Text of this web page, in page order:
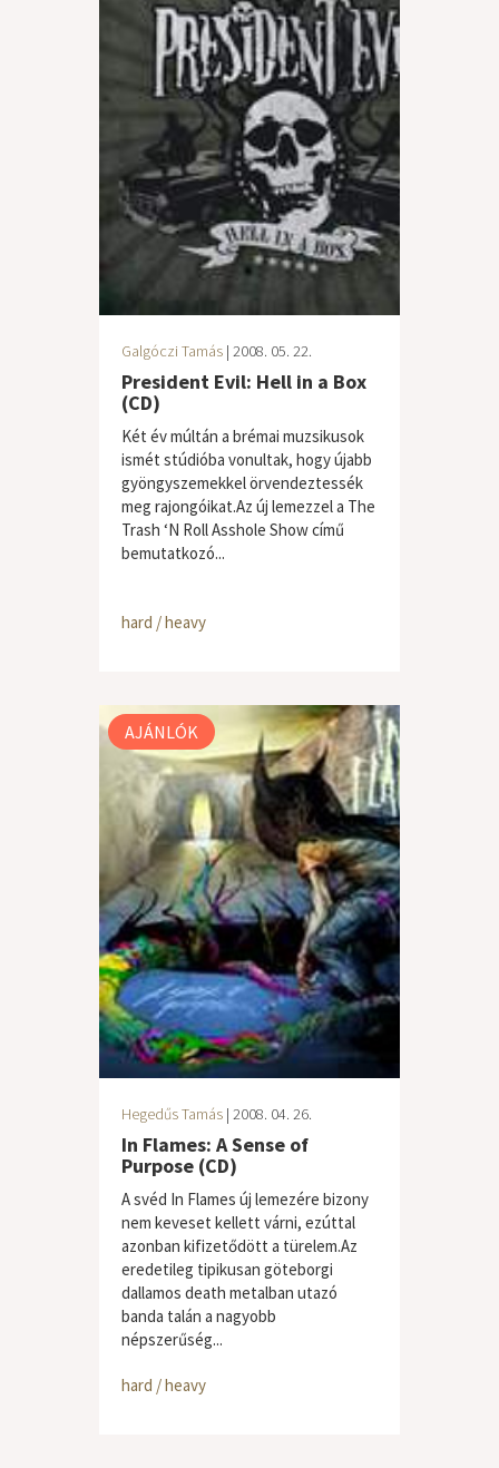
Galgóczi Tamás | 2008. 05. 22.
President Evil: Hell in a Box
(CD)
Két év múltán a brémai muzsikusok
ismét stúdióba vonultak, hogy újabb
gyöngyszemekkel örvendeztessék
meg rajongóikat.Az új lemezzel a The
Trash ‘N Roll Asshole Show című
bemutatkozó...
hard / heavy
AJÁNLÓK
Hegedűs Tamás | 2008. 04. 26.
In Flames: A Sense of
Purpose (CD)
A svéd In Flames új lemezére bizony
nem keveset kellett várni, ezúttal
azonban kifizetődött a türelem.Az
eredetileg tipikusan göteborgi
dallamos death metalban utazó
banda talán a nagyobb
népszerűség...
hard / heavy